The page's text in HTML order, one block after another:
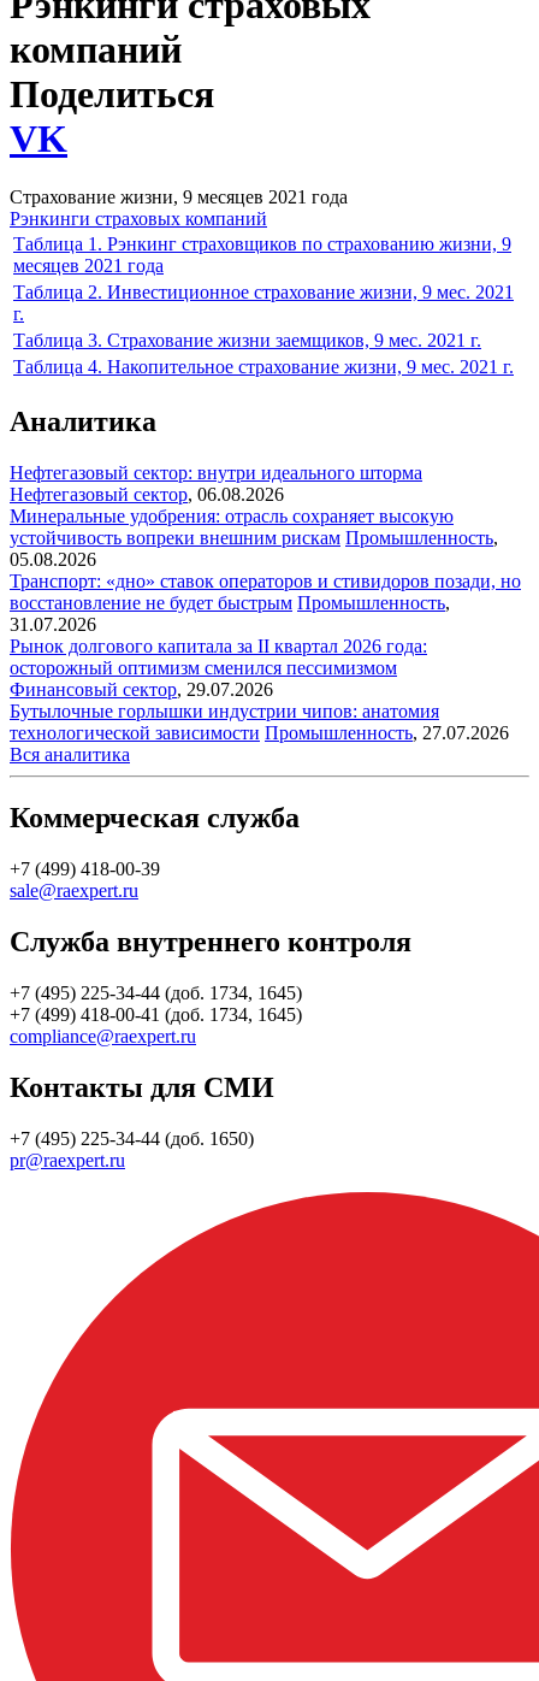
компаний
Поделиться
VK
Страхование жизни, 9 месяцев 2021 года
Рэнкинги страховых компаний
Таблица 1. Рэнкинг страховщиков по страхованию жизни, 9
месяцев 2021 года
Таблица 2. Инвестиционное страхование жизни, 9 мес. 2021
г.
Таблица 3. Страхование жизни заемщиков, 9 мес. 2021 г.
Таблица 4. Накопительное страхование жизни, 9 мес. 2021 г.
Аналитика
Нефтегазовый сектор: внутри идеального шторма
Нефтегазовый сектор, 06.08.2026
Минеральные удобрения: отрасль сохраняет высокую
устойчивость вопреки внешним рискам Промышленность,
05.08.2026
Транспорт: «дно» ставок операторов и стивидоров позади, но
восстановление не будет быстрым Промышленность,
31.07.2026
Рынок долгового капитала за II квартал 2026 года:
осторожный оптимизм сменился пессимизмом
Финансовый сектор, 29.07.2026
Бутылочные горлышки индустрии чипов: анатомия
технологической зависимости Промышленность, 27.07.2026
Вся аналитика
Коммерческая служба
+7 (499) 418-00-39
sale@raexpert.ru
Служба внутреннего контроля
+7 (495) 225-34-44 (доб. 1734, 1645)
+7 (499) 418-00-41 (доб. 1734, 1645)
compliance@raexpert.ru
Контакты для СМИ
+7 (495) 225-34-44 (доб. 1650)
pr@raexpert.ru